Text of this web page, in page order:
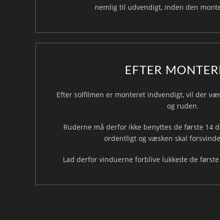
nemlig til udvendigt, inden den
EFTER
Efter solfilmen er monteret indvendigt, vil der
og ruden.
Ruderne må derfor ikke benyttes de første 14
ordentligt og væsken skal
Lad derfor vinduerne forblive lukkede de